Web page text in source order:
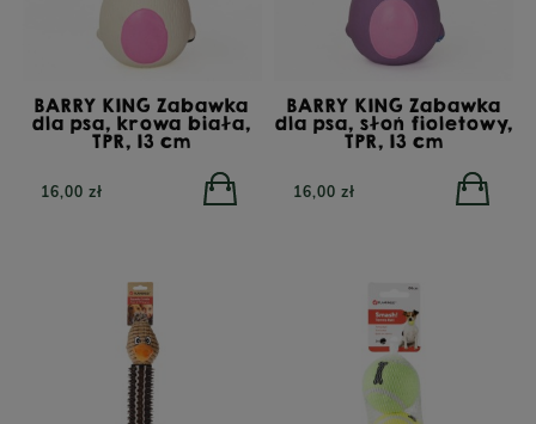
BARRY KING Zabawka
dla psa, krowa biała,
TPR, 13 cm
16,00 zł
BARRY KING Zabawka
dla psa, słoń fioletowy,
TPR, 13 cm
16,00 zł